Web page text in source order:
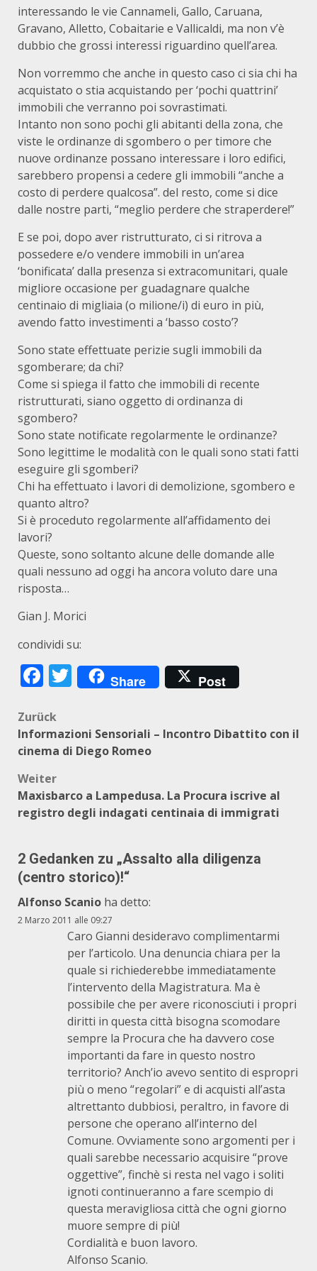
interessando le vie Cannameli, Gallo, Caruana,
Gravano, Alletto, Cobaitarie e Vallicaldi, ma non v’è
dubbio che grossi interessi riguardino quell’area.
Non vorremmo che anche in questo caso ci sia chi ha
acquistato o stia acquistando per ‘pochi quattrini’
immobili che verranno poi sovrastimati.
Intanto non sono pochi gli abitanti della zona, che
viste le ordinanze di sgombero o per timore che
nuove ordinanze possano interessare i loro edifici,
sarebbero propensi a cedere gli immobili “anche a
costo di perdere qualcosa”. del resto, come si dice
dalle nostre parti, “meglio perdere che straperdere!”
E se poi, dopo aver ristrutturato, ci si ritrova a
possedere e/o vendere immobili in un’area
‘bonificata’ dalla presenza si extracomunitari, quale
migliore occasione per guadagnare qualche
centinaio di migliaia (o milione/i) di euro in più,
avendo fatto investimenti a ‘basso costo’?
Sono state effettuate perizie sugli immobili da
sgomberare; da chi?
Come si spiega il fatto che immobili di recente
ristrutturati, siano oggetto di ordinanza di
sgombero?
Sono state notificate regolarmente le ordinanze?
Sono legittime le modalità con le quali sono stati fatti
eseguire gli sgomberi?
Chi ha effettuato i lavori di demolizione, sgombero e
quanto altro?
Si è proceduto regolarmente all’affidamento dei
lavori?
Queste, sono soltanto alcune delle domande alle
quali nessuno ad oggi ha ancora voluto dare una
risposta…
Gian J. Morici
condividi su:
Facebook
Twitter
Share Post
Beitragsnavigation
Zurück
Informazioni Sensoriali – Incontro Dibattito con il
cinema di Diego Romeo
Weiter
Maxisbarco a Lampedusa. La Procura iscrive al
registro degli indagati centinaia di immigrati
2 Gedanken zu „Assalto alla diligenza
(centro storico)!“
Alfonso Scanio ha detto:
2 Marzo 2011 alle 09:27
Caro Gianni desideravo complimentarmi
per l’articolo. Una denuncia chiara per la
quale si richiederebbe immediatamente
l’intervento della Magistratura. Ma è
possibile che per avere riconosciuti i propri
diritti in questa città bisogna scomodare
sempre la Procura che ha davvero cose
importanti da fare in questo nostro
territorio? Anch’io avevo sentito di espropri
più o meno “regolari” e di acquisti all’asta
altrettanto dubbiosi, peraltro, in favore di
persone che operano all’interno del
Comune. Ovviamente sono argomenti per i
quali sarebbe necessario acquisire “prove
oggettive”, finchè si resta nel vago i soliti
ignoti continueranno a fare scempio di
questa meravigliosa città che ogni giorno
muore sempre di più!
Cordialità e buon lavoro.
Alfonso Scanio.